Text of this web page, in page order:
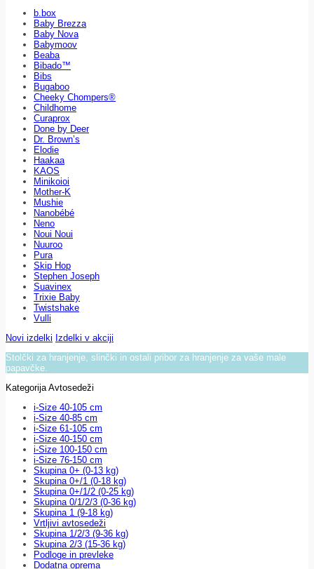
b.box
Baby Brezza
Baby Nova
Babymoov
Beaba
Bibado™
Bibs
Bugaboo
Cheeky Chompers®
Childhome
Curaprox
Done by Deer
Dr. Brown’s
Elodie
Haakaa
KAOS
Minikoioi
Mother-K
Mushie
Nanobébé
Neno
Noui Noui
Nuuroo
Pura
Skip Hop
Stephen Joseph
Suavinex
Trixie Baby
Twistshake
Vulli
Novi izdelki Izdelki v akciji
Stolčki za hranjenje, slinčki in ostali pribor za hranjenje za vaše male
papavčke.
Kategorija Avtosedeži
i-Size 40-105 cm
i-Size 40-85 cm
i-Size 61-105 cm
i-Size 40-150 cm
i-Size 100-150 cm
i-Size 76-150 cm
Skupina 0+ (0-13 kg)
Skupina 0+/1 (0-18 kg)
Skupina 0+/1/2 (0-25 kg)
Skupina 0/1/2/3 (0-36 kg)
Skupina 1 (9-18 kg)
Vrtljivi avtosedeži
Skupina 1/2/3 (9-36 kg)
Skupina 2/3 (15-36 kg)
Podloge in prevleke
Dodatna oprema